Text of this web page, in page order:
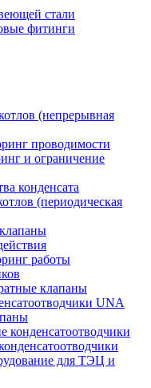
стали
фитинги
(непрерывная
проводимости
и ограничение
конденсата
(периодическая
работы
клапаны
UNA
конденсатоотводчики
для ТЭЦ и